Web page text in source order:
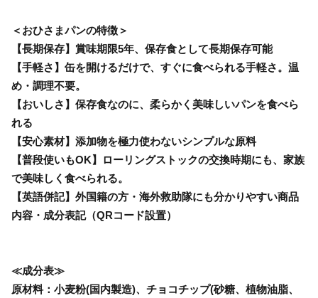
＜おひさまパンの特徴＞
【長期保存】賞味期限5年、保存食として長期保存可能
【手軽さ】缶を開けるだけで、すぐに食べられる手軽さ。温
め・調理不要。
【おいしさ】保存食なのに、柔らかく美味しいパンを食べら
れる
【安心素材】添加物を極力使わないシンプルな原料
【普段使いもOK】ローリングストックの交換時期にも、家族
で美味しく食べられる。
【英語併記】外国籍の方・海外救助隊にも分かりやすい商品
内容・成分表記（QRコード設置）
≪成分表≫
原材料：小麦粉(国内製造)、チョコチップ(砂糖、植物油脂、